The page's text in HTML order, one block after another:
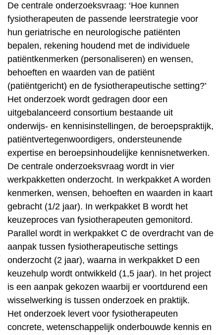
De centrale onderzoeksvraag: ‘Hoe kunnen
fysiotherapeuten de passende leerstrategie voor
hun geriatrische en neurologische patiënten
bepalen, rekening houdend met de individuele
patiëntkenmerken (personaliseren) en wensen,
behoeften en waarden van de patiënt
(patiëntgericht) en de fysiotherapeutische setting?’
Het onderzoek wordt gedragen door een
uitgebalanceerd consortium bestaande uit
onderwijs- en kennisinstellingen, de beroepspraktijk,
patiëntvertegenwoordigers, ondersteunende
expertise en beroepsinhoudelijke kennisnetwerken.
De centrale onderzoeksvraag wordt in vier
werkpakketten onderzocht. In werkpakket A worden
kenmerken, wensen, behoeften en waarden in kaart
gebracht (1/2 jaar). In werkpakket B wordt het
keuzeproces van fysiotherapeuten gemonitord.
Parallel wordt in werkpakket C de overdracht van de
aanpak tussen fysiotherapeutische settings
onderzocht (2 jaar), waarna in werkpakket D een
keuzehulp wordt ontwikkeld (1,5 jaar). In het project
is een aanpak gekozen waarbij er voortdurend een
wisselwerking is tussen onderzoek en praktijk.
Het onderzoek levert voor fysiotherapeuten
concrete, wetenschappelijk onderbouwde kennis en